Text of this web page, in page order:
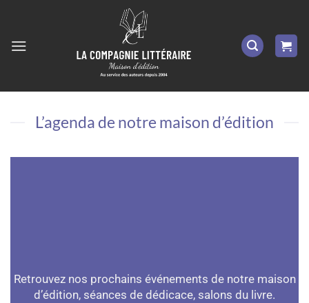
contenu
L’agenda de notre maison d’édition
Retrouvez nos prochains événements de notre maison
d’édition, séances de dédicace, salons du livre.